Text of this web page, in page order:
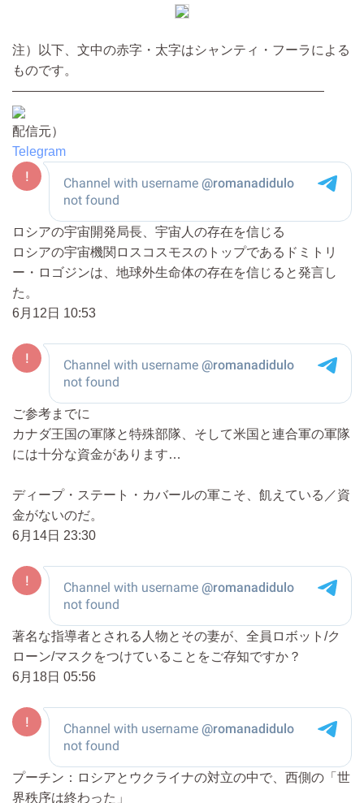
注）以下、文中の赤字・太字はシャンティ・フーラによる
ものです。
————————————————————————
配信元）
Telegram
ロシアの宇宙開発局長、宇宙人の存在を信じる
ロシアの宇宙機関ロスコスモスのトップであるドミトリ
ー・ロゴジンは、地球外生命体の存在を信じると発言し
た。
6月12日 10:53
ご参考までに
カナダ王国の軍隊と特殊部隊、そして米国と連合軍の軍隊
には十分な資金があります…
ディープ・ステート・カバールの軍こそ、飢えている／資
金がないのだ。
6月14日 23:30
著名な指導者とされる人物とその妻が、全員ロボット/ク
ローン/マスクをつけていることをご存知ですか？
6月18日 05:56
プーチン：ロシアとウクライナの対立の中で、西側の「世
界秩序は終わった」